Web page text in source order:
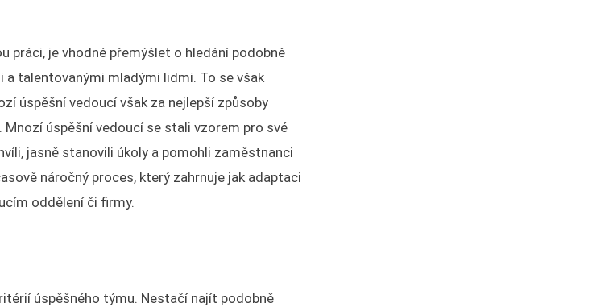
práci, je vhodné přemýšlet o hledání podobně
talentovanými mladými lidmi. To se však
úspěšní vedoucí však za nejlepší způsoby
úspěšní vedoucí se stali vzorem pro své
jasně stanovili úkoly a pomohli zaměstnanci
náročný proces, který zahrnuje jak adaptaci
oddělení či firmy.
úspěšného týmu. Nestačí najít podobně